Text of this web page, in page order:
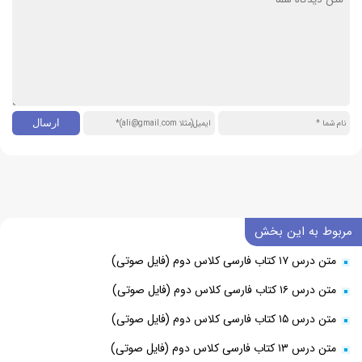
مربوط به این بخش
متن درس ۱۷ کتاب فارسی کلاس دوم (فایل صوتی)
متن درس ۱۶ کتاب فارسی کلاس دوم (فایل صوتی)
متن درس ۱۵ کتاب فارسی کلاس دوم (فایل صوتی)
متن درس ۱۳ کتاب فارسی کلاس دوم (فایل صوتی)